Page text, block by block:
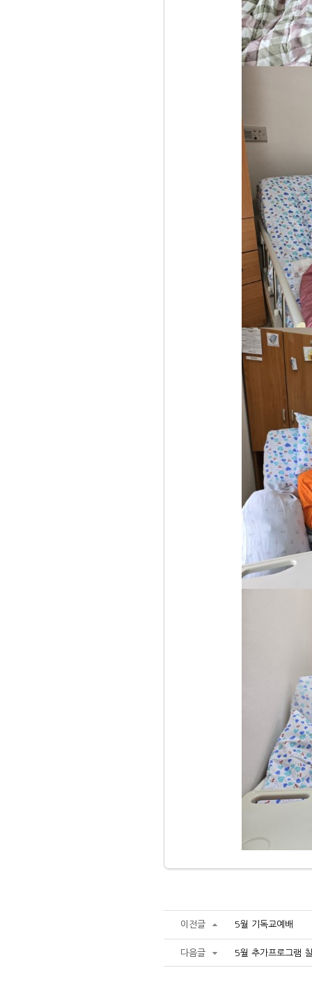
이전글 5월 기독교예배
다음글 5월 추가프로그램